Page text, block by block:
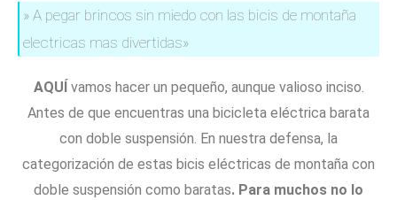
» A pegar brincos sin miedo con las bicis de montaña
electricas mas divertidas»
AQUÍvamos hacer un pequeño, aunque valioso inciso.
Antes de que encuentras una bicicleta eléctrica barata
con doble suspensión. En nuestra defensa, la
categorización de estas bicis eléctricas de montaña con
doble suspensión como baratas. Para muchos no lo